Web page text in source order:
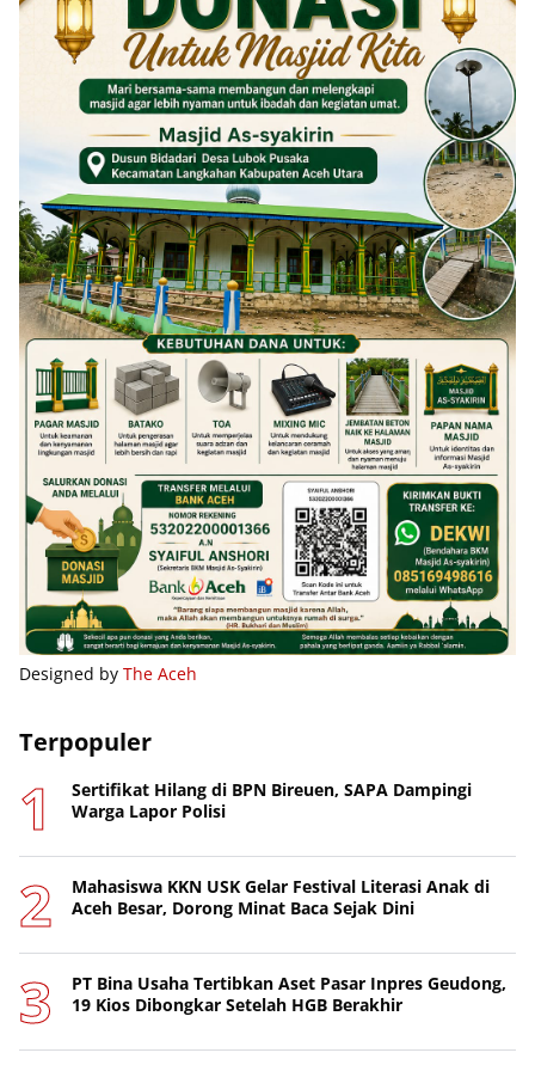
Designed by The Aceh
Terpopuler
Sertifikat Hilang di BPN Bireuen, SAPA Dampingi
Warga Lapor Polisi
Mahasiswa KKN USK Gelar Festival Literasi Anak di
Aceh Besar, Dorong Minat Baca Sejak Dini
PT Bina Usaha Tertibkan Aset Pasar Inpres Geudong,
19 Kios Dibongkar Setelah HGB Berakhir